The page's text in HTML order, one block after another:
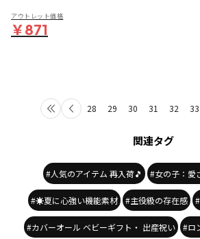
アウトレット価格
￥871
28 29 30 31 32 33
関連タグ
#人気のアイテム 再入荷🎵 #女の子：愛
#☀️夏に心強い機能素材 #主役級の存在感
#カバーオール ベビーギフト・ 出産祝い #ロ